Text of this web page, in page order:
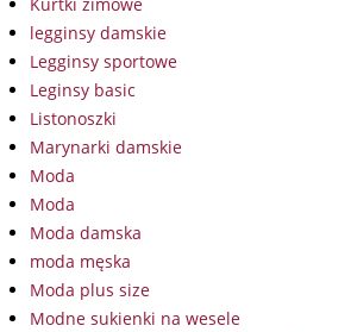
legginsy damskie
Legginsy sportowe
Leginsy basic
Listonoszki
Marynarki damskie
Moda
Moda
Moda damska
moda męska
Moda plus size
Modne sukienki na wesele